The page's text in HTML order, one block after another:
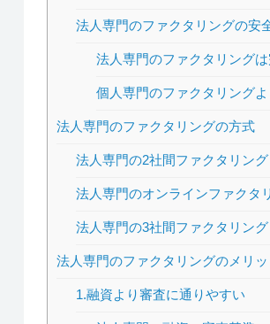
法人専門のファクタリングの安
法人専門のファクタリング
個人専門のファクタリング
法人専門のファクタリングの方式
法人専門の2社間ファクタリング
法人専門のオンラインファクタ
法人専門の3社間ファクタリング
法人専門のファクタリングのメリ
1.融資より審査に通りやすい